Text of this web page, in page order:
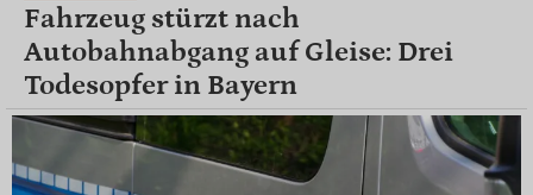
Fahrzeug stürzt nach
Autobahnabgang auf Gleise: Drei
Todesopfer in Bayern